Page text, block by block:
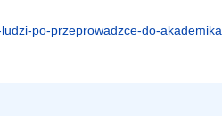
po-przeprowadzce-do-akademika